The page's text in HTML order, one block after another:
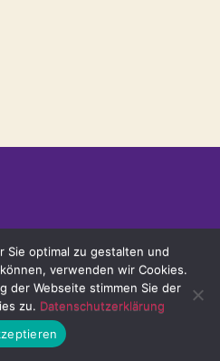
Sie optimal zu gestalten und
verwenden wir Cookies.
der Webseite stimmen Sie der
zu. Datenschutzerklärung